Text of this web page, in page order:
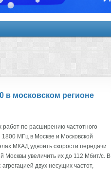
в московском регионе
по расширению частотного
МГц в Москве и Московской
МКАД удвоить скорости передачи
Москвы увеличить их до 112 Мбит/с. В
двух несущих частот,